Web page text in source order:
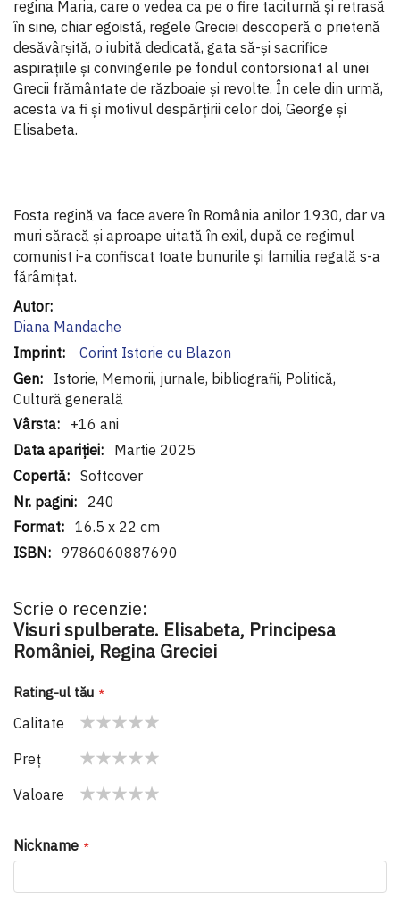
regina Maria, care o vedea ca pe o fire taciturnă și retrasă
în sine, chiar egoistă, regele Greciei descoperă o prietenă
desăvârșită, o iubită dedicată, gata să-și sacrifice
aspirațiile și convingerile pe fondul contorsionat al unei
Grecii frământate de războaie și revolte. În cele din urmă,
acesta va fi și motivul despărțirii celor doi, George și
Elisabeta.
Fosta regină va face avere în România anilor 1930, dar va
muri săracă și aproape uitată în exil, după ce regimul
comunist i-a confiscat toate bunurile și familia regală s-a
fărâmițat.
Informaţii
suplimentare
Diana Mandache
Corint Istorie cu Blazon
Istorie, Memorii, jurnale, bibliografii, Politică,
Cultură generală
+16 ani
Martie 2025
Softcover
240
16.5 x 22 cm
9786060887690
Scrie o recenzie:
Visuri spulberate. Elisabeta, Principesa
României, Regina Greciei
Rating-ul tău
Calitate
star
stars
stars
stars
stars
Preţ
star
stars
stars
stars
stars
Valoare
Nickname